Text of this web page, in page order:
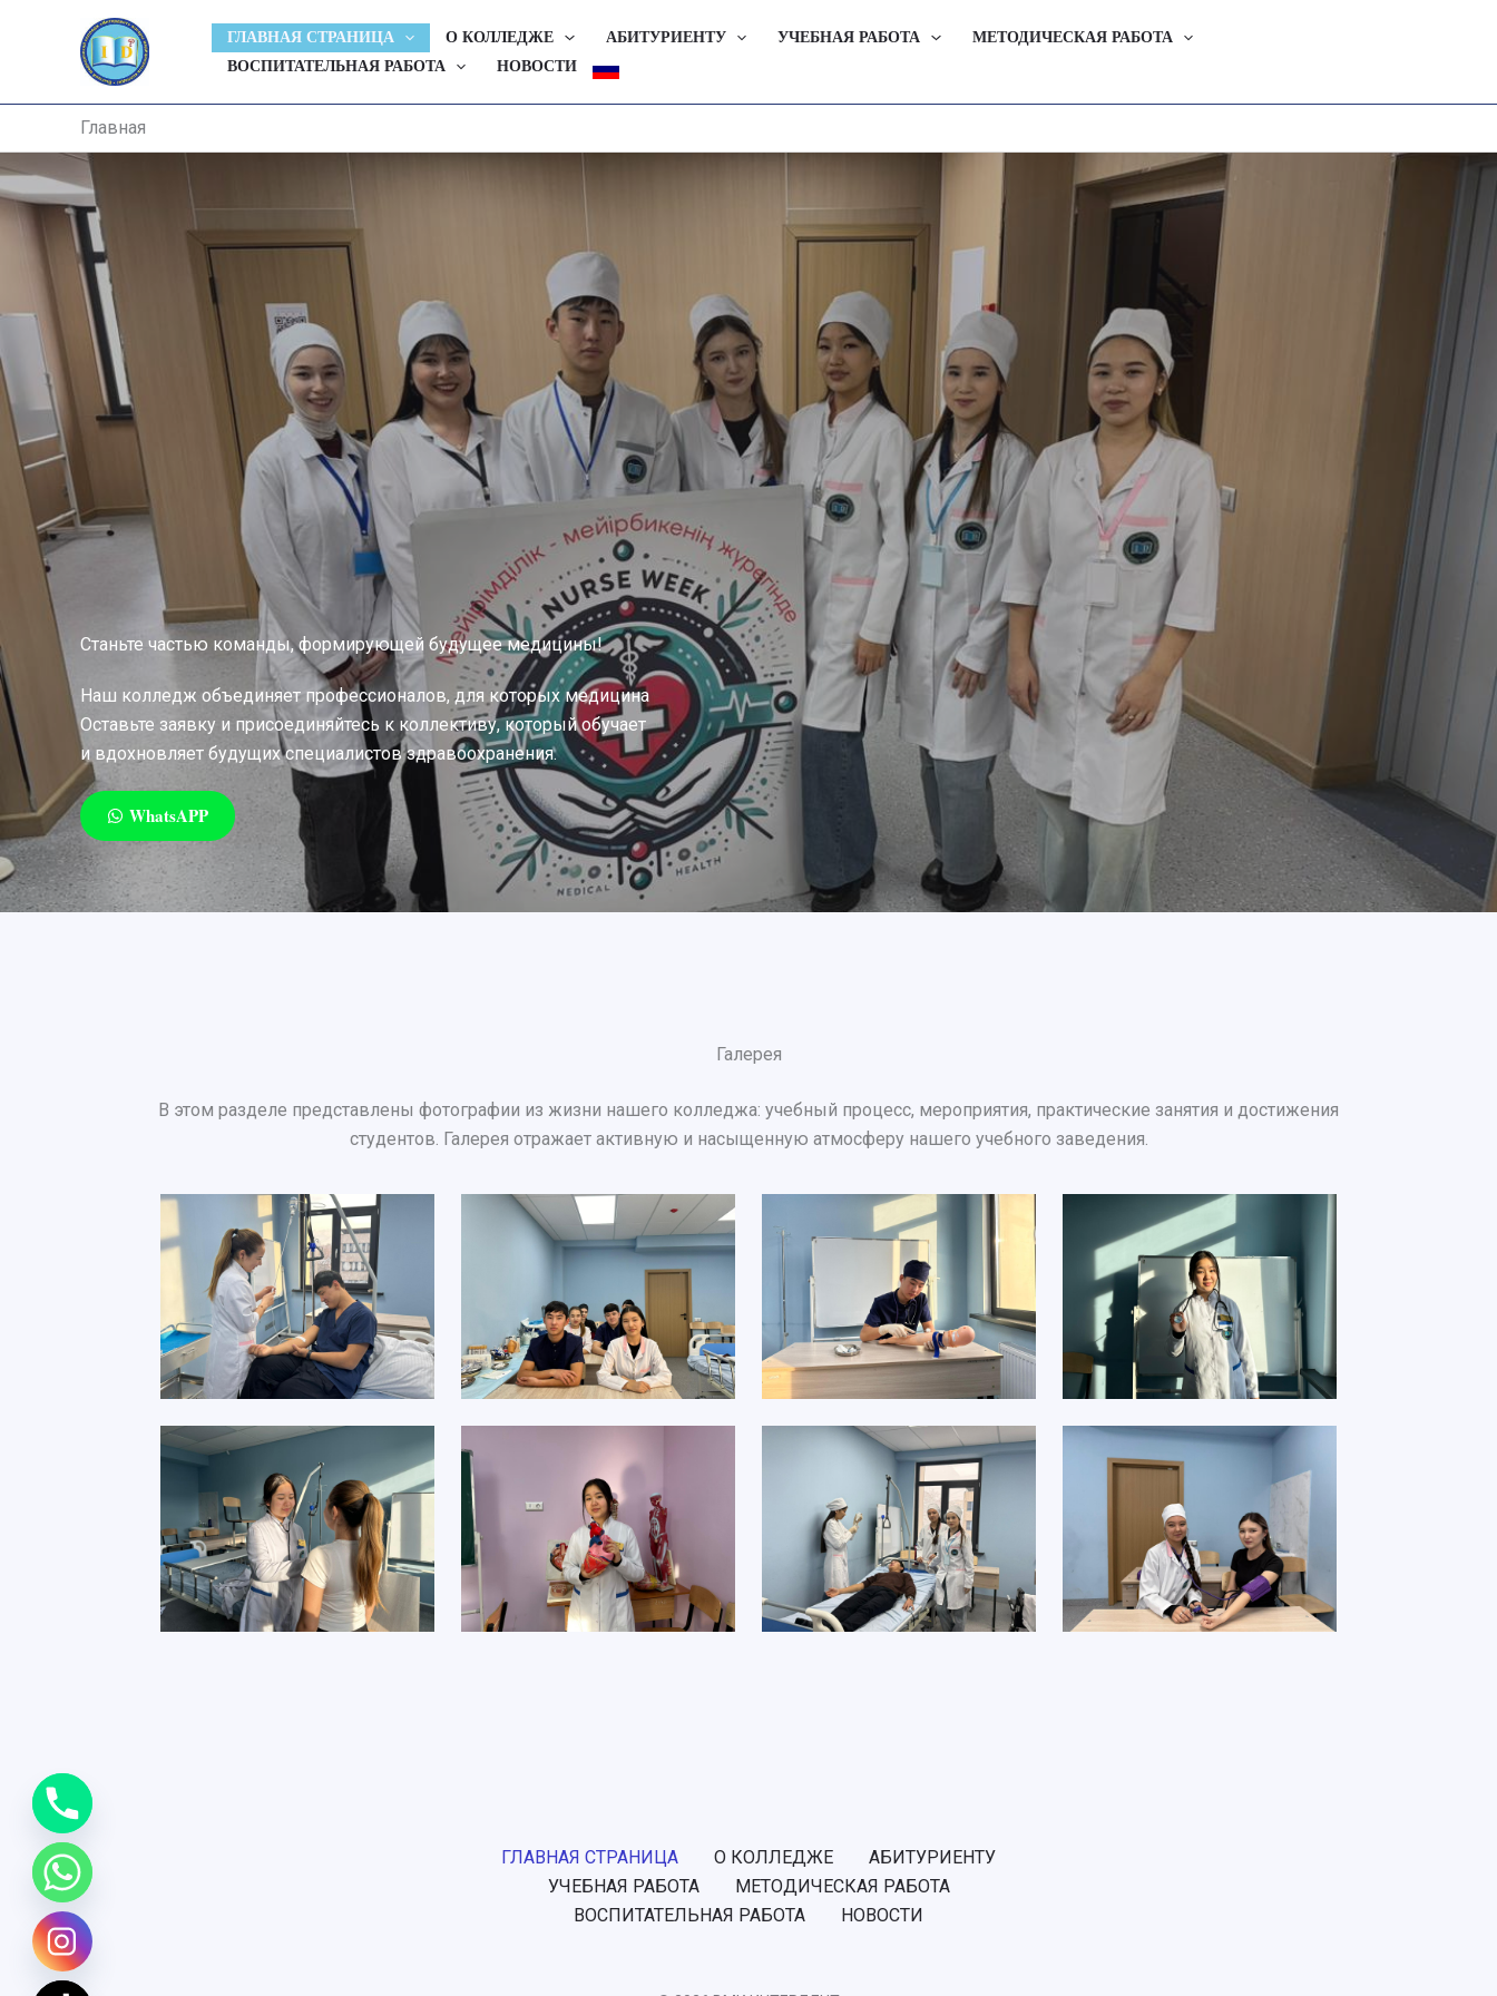
содержимому
ГЛАВНАЯ СТРАНИЦА О КОЛЛЕДЖЕ АБИТУРИЕНТУ УЧЕБНАЯ РАБОТА
МЕТОДИЧЕСКАЯ РАБОТА
ВОСПИТАТЕЛЬНАЯ РАБОТА
НОВОСТИ
Главная
Станьте частью команды, формирующей будущее медицины!
Наш колледж объединяет профессионалов, для которых медицина
Оставьте заявку и присоединяйтесь к коллективу, который обучает
и вдохновляет будущих специалистов здравоохранения.
WhatsAPP
Галерея
В этом разделе представлены фотографии из жизни нашего колледжа: учебный процесс, мероприятия, практические занятия и достижения
студентов. Галерея отражает активную и насыщенную атмосферу нашего учебного заведения.
ГЛАВНАЯ СТРАНИЦА О КОЛЛЕДЖЕ
АБИТУРИЕНТУ
УЧЕБНАЯ РАБОТА
МЕТОДИЧЕСКАЯ РАБОТА
ВОСПИТАТЕЛЬНАЯ РАБОТА
НОВОСТИ